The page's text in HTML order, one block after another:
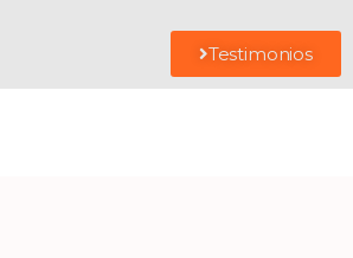
Testimonios